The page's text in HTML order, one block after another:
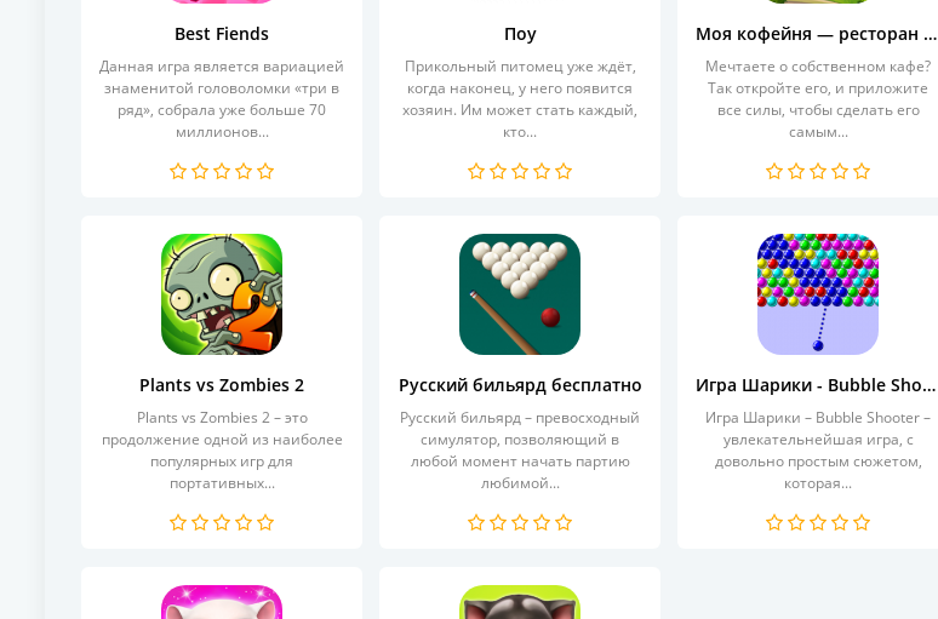
Best Fiends
Данная игра является вариацией
знаменитой головоломки «три в
ряд», собрала уже больше 70
миллионов...
Поу
Прикольный питомец уже ждёт,
когда наконец, у него появится
хозяин. Им может стать каждый,
кто...
Моя кофейня — ресторан мечты
Мечтаете о собственном кафе?
Так откройте его, и приложите
все силы, чтобы сделать его
самым...
Plants vs Zombies 2
Plants vs Zombies 2 – это
продолжение одной из наиболее
популярных игр для
портативных...
Русский бильярд бесплатно
Русский бильярд – превосходный
симулятор, позволяющий в
любой момент начать партию
любимой...
Игра Шарики - Bubble Shooter
Игра Шарики – Bubble Shooter –
увлекательнейшая игра, с
довольно простым сюжетом,
которая...